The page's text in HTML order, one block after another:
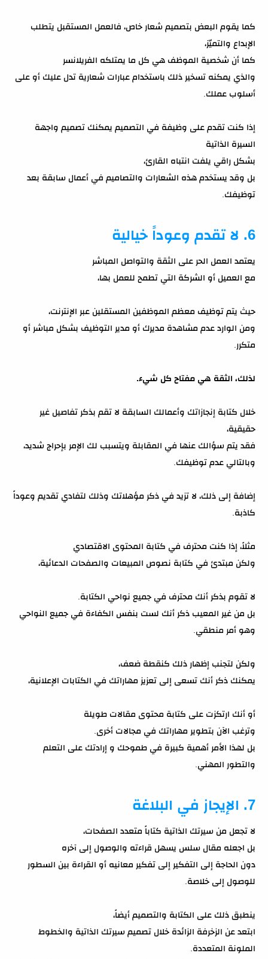
كما يقوم البعض بتصميم شعار خاص، فالعمل المستقبل يتطلب
الإبداع والتميّز،
كما أن شخصية الموظف هي كل ما يمتلكه الفريلانسر
والذي يمكنه تسخير ذلك باستخدام عبارات شعارية تدل عليك أو على
أسلوب عملك.
إذا كنت تقدم على وظيفة في التصميم يمكنك تصميم واجهة
السيرة الذاتية
بشكل راقي يلفت انتباه القارئ،
بل وقد يستخدم هذه الشعارات والتصاميم في أعمال سابقة بعد
توظيفك.
6. لا تقدم وعوداً خيالية
يعتمد العمل الحر على الثقة والتواصل المباشر
مع العميل أو الشركة التي تطمح للعمل بها،
حيث يتم توظيف معظم الموظفين المستقلين عبر الإنترنت،
ومن الوارد عدم مشاهدة مديرك أو مدير التوظيف بشكل مباشر أو
متكرر.
لذلك، الثقة هي مفتاح كل شيء.
خلال كتابة إنجازاتك وأعمالك السابقة لا تقم بذكر تفاصيل غير
حقيقية،
فقد يتم سؤالك عنها في المقابلة ويتسبب لك الإمر بإحراج شديد،
وبالتالي عدم توظيفك.
إضافة إلى ذلك، لا تزيد في ذكر مؤهلاتك وذلك لتفادي تقديم وعوداً
كاذبة.
مثلاً، إذا كنت محترف في كتابة المحتوى الاقتصادي
ولكن مبتدئ في كتابة نصوص المبيعات والصفحات الدعائية،
لا تقوم بذكر أنك محترف في جميع نواحي الكتابة.
بل من غير المعيب ذكر أنك لست بنفس الكفاءة في جميع النواحي
وهو أمر منطقي.
ولكن لتجنب إظهار ذلك كنقطة ضعف،
يمكنك ذكر أنك تسعى إلى تعزيز مهاراتك في الكتابات الإعلانية،
أو أنك ارتكزت على كتابة محتوى مقالات طويلة
وترغب الآن بتطوير مهاراتك في مجالات أخرى.
بل لهذا الأمر أهمية كبيرة في طموحك و إرادتك على التعلم
والتطور المهني.
7. الإيجاز في البلاغة
لا تجعل من سيرتك الذاتية كتاباً متعدد الصفحات،
بل اجعله مقال سلس يسهل قراءته والوصول إلى آخره
دون الحاجة إلى التفكير إلى تفكير معانيه أو القراءة بين السطور
للوصول إلى خلاصة.
ينطبق ذلك على الكتابة والتصميم أيضاً،
ابتعد عن الزخرفة الزائدة خلال تصميم سيرتك الذاتية والخطوط
الملونة المتعددة.